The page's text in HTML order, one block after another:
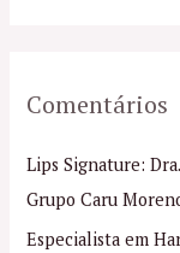
Comentários
Lips Signature:
Grupo Caru
Especialista em